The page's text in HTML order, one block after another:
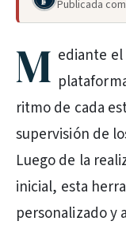
Publicada
M ediante
ritmo de cada
supervisión de
Luego de la
inicial, esta
personalizado y